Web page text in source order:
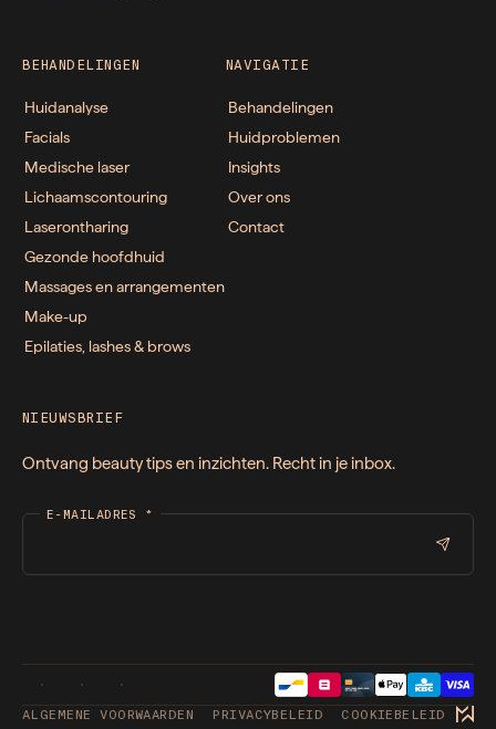
BEHANDELINGEN
Huidanalyse
Facials
Medische laser
Lichaamscontouring
Laserontharing
Gezonde hoofdhuid
Massages en arrangementen
Make-up
Epilaties, lashes & brows
NAVIGATIE
Behandelingen
Huidproblemen
Insights
Over ons
Contact
NIEUWSBRIEF
Ontvang beauty tips en inzichten. Recht in je inbox.
E-MAILADRES *
ALGEMENE VOORWAARDEN PRIVACYBELEID COOKIEBELEID